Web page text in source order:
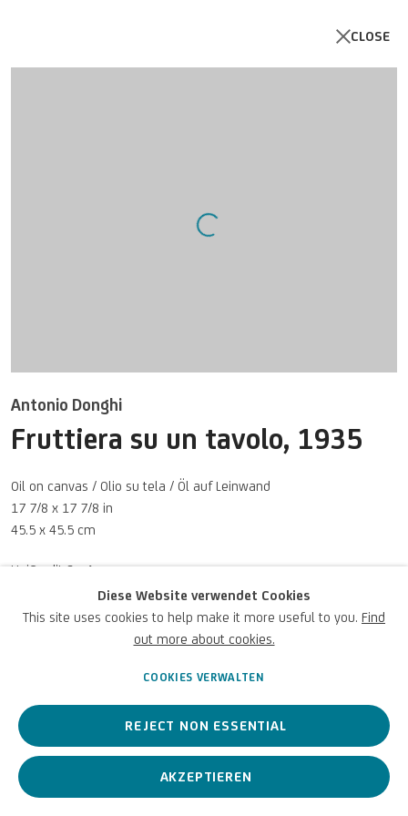
UNICREDIT ART COLLECTION
UNICREDIT-WEBSITE
Für Empfehlungen
SCHREIBEN SIE UNS
Accessibility policy
Cookie Policy
Urheberrecht © 2026 UniCredit
Diese Website verwendet Cookies
This site uses cookies to help make it more useful to you. Find
out more about cookies.
COOKIES VERWALTEN
REJECT NON ESSENTIAL
AKZEPTIEREN
Antonio Donghi
Fruttiera su un tavolo, 1935
Oil on canvas / Olio su tela / Öl auf Leinwand
17 7/8 x 17 7/8 in
45.5 x 45.5 cm
UniCredit S.p.A.
© ANTONIO DONGHI, by SIAE 2026
Foto: UniCredit Group (Sebastiano Pellion di Persano)
CLOSE